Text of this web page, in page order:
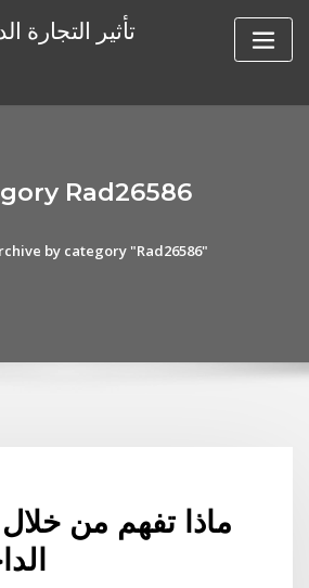
تأثير التجارة
Rad26586
by category "Rad26586"
ماذا تفهم من